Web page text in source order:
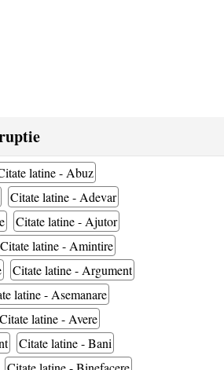
latine - Abuz
Citate latine - Adevar
Citate latine - Ajutor
Citate latine - Amintire
Citate latine - Argument
latine - Asemanare
Citate latine - Avere
Citate latine - Bani